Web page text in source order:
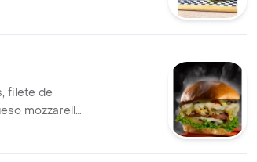
filete de
mozzarella